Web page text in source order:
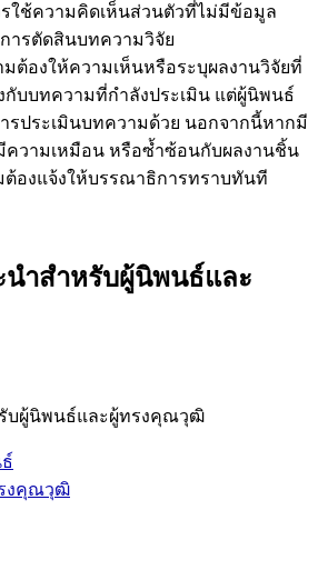
ใช้ความคิดเห็นส่วนตัวที่ไม่มีข้อมูล
ารตัดสินบทความวิจัย
องให้ความเห็นหรือระบุผลงานวิจัยที่
บบทความที่กำลังประเมิน แต่ผู้นิพนธ์
ารประเมินบทความด้วย นอกจากนี้หากมี
วามเหมือน หรือซ้ำซ้อนกับผลงานชิ้น
ต้องแจ้งให้บรรณาธิการทราบทันที
นำสำหรับผู้นิพนธ์และ
รับผู้นิพนธ์และผู้ทรงคุณวุฒิ
รงคุณวุฒิ